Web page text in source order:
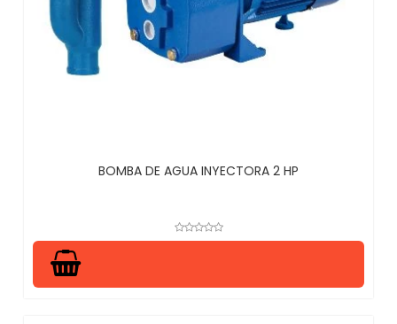
BOMBA DE AGUA INYECTORA 2 HP